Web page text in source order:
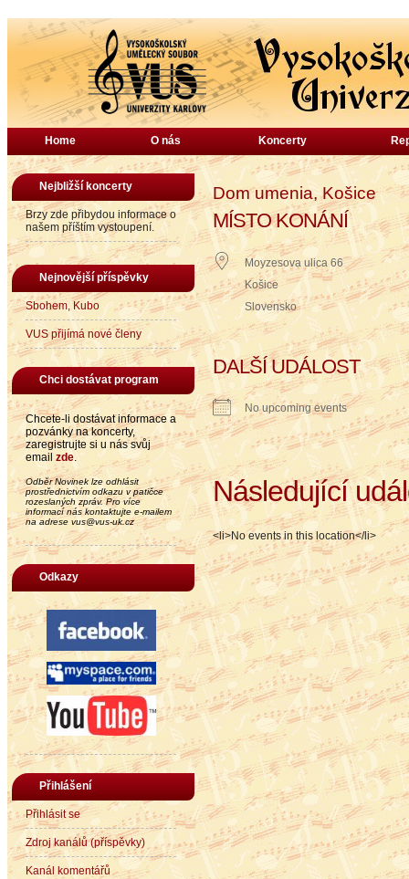
Home O nás Koncerty
Nejbližší koncerty
Brzy zde přibydou informace o
našem příštím vystoupení.
Nejnovější příspěvky
Sbohem, Kubo
VUS přijímá nové členy
Chci dostávat program
Chcete-li dostávat informace a
pozvánky na koncerty,
zaregistrujte si u nás svůj
email zde.
Odběr Novinek lze odhlásit
prostřednictvím odkazu v patičce
rozeslaných zpráv. Pro více
informací nás kontaktujte e-mailem
na adrese vus@vus-uk.cz
Odkazy
Přihlášení
Přihlásit se
Zdroj kanálů (příspěvky)
Kanál komentářů
Dom umenia, Košice
MÍSTO KONÁNÍ
Moyzesova ulica 66
Košice
Slovensko
DALŠÍ UDÁLOST
No upcoming events
Následující
<li>No events in this location</li>